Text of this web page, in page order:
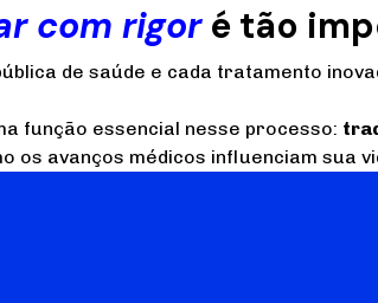
com rigoré tão
de saúde e cada tratamento
função essencial nesse processo:
os avanços médicos influenciam sua